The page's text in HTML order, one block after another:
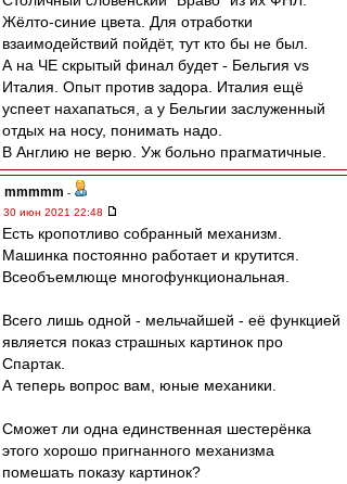
Жёлто-синие цвета. Для отработки
взаимодействий пойдёт, тут кто бы не был.
А на ЧЕ скрытый финал будет - Бельгия vs
Италия. Опыт против задора. Италия ещё
успеет нахапаться, а у Бельгии заслуженный
отдых на носу, понимать надо.
В Англию не верю. Уж больно прагматичные.
mmmmm -
30 июн 2021 22:48
Есть кропотливо собранный механизм.
Машинка постоянно работает и крутится.
Всеобъемлюще многофункциональная.
Всего лишь одной - мельчайшей - её функцией
является показ страшных картинок про
Спартак.
А теперь вопрос вам, юные механики.
Сможет ли одна единственная шестерёнка
этого хорошо пригнанного механизма
помешать показу картинок?